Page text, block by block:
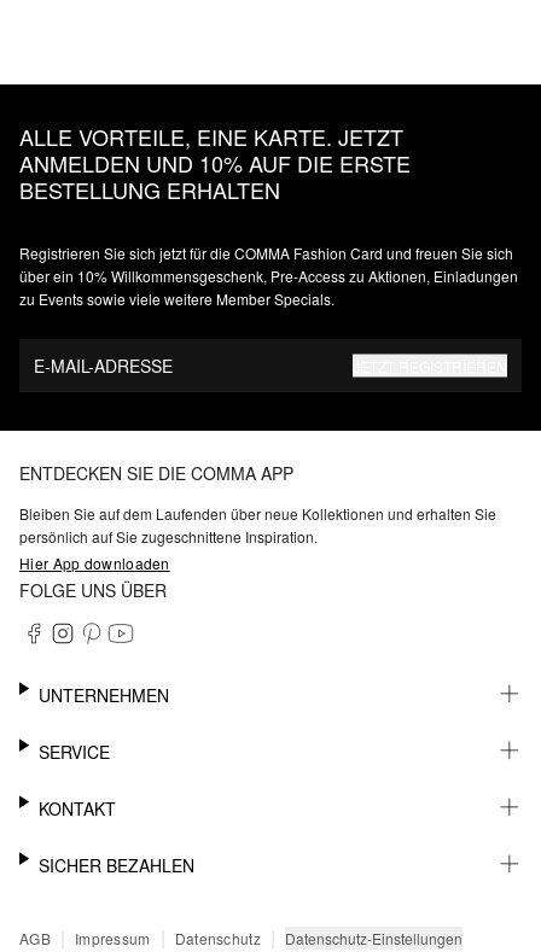
ALLE VORTEILE, EINE KARTE. JETZT
ANMELDEN UND 10% AUF DIE ERSTE
BESTELLUNG ERHALTEN
Registrieren Sie sich jetzt für die COMMA Fashion Card und freuen Sie sich
über ein 10% Willkommensgeschenk, Pre-Access zu Aktionen, Einladungen
zu Events sowie viele weitere Member Specials.
E-MAIL-ADRESSE
ENTDECKEN SIE DIE COMMA APP
Bleiben Sie auf dem Laufenden über neue Kollektionen und erhalten Sie
persönlich auf Sie zugeschnittene Inspiration.
Hier App downloaden
FOLGE UNS ÜBER
UNTERNEHMEN
KARRIERE
BARRIEREFREIHEIT
SERVICE
WHATSAPP
MEIN KONTO
SENDUNGSVERFOLGUNG
KONTAKT
SUPPORT
SICHER BEZAHLEN
PAYPAL
AGB | Impressum | Datenschutz | Datenschutz-Einstellungen